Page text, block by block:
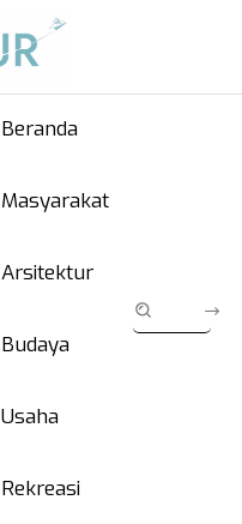
Beranda
Masyarakat
Arsitektur
Budaya
Usaha
Rekreasi